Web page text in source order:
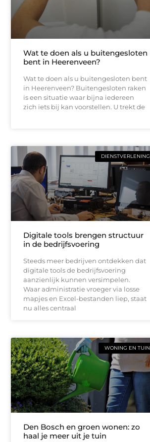
Wat te doen als u buitengesloten
bent in Heerenveen?
Wat te doen als u buitengesloten bent
in Heerenveen? Buitengesloten raken
is een situatie waar bijna iedereen
zich iets bij kan voorstellen. U trekt de
DIENSTVERLENING
Digitale tools brengen structuur
in de bedrijfsvoering
Steeds meer bedrijven ontdekken dat
digitale tools de bedrijfsvoering
aanzienlijk kunnen versimpelen.
Waar administratie vroeger via losse
mapjes en Excel-bestanden liep, staat
nu alles centraal
WONING EN TUIN
Den Bosch en groen wonen: zo
haal je meer uit je tuin